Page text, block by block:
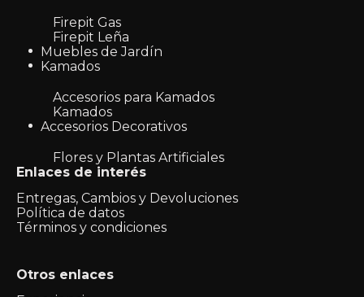
Firepit Gas
Firepit Leña
Muebles de Jardín
Kamados
Accesorios para Kamados
Kamados
Accesorios Decorativos
Flores y Plantas Artificiales
Enlaces de interés
Entregas, Cambios y Devoluciones
Política de datos
Términos y condiciones
Otros enlaces